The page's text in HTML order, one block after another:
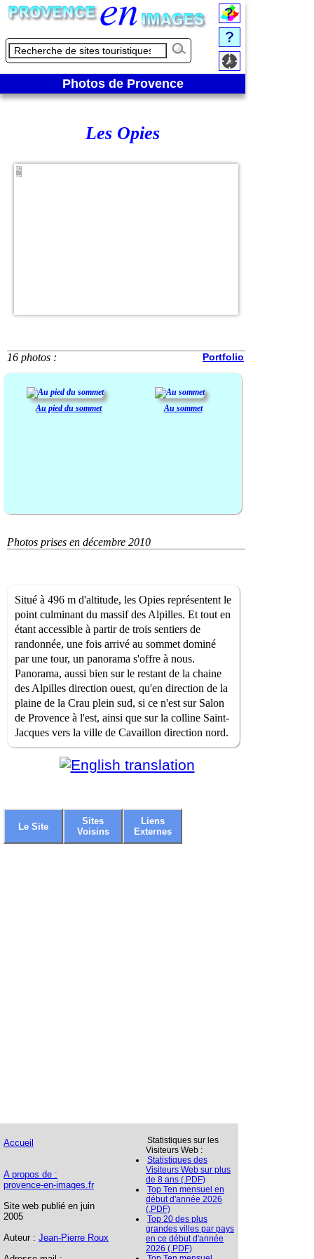
Photos de Provence
Les Opies
direction
ouest
16 photos : Portfolio
Au pied du sommet Au sommet
Photos prises en décembre 2010
Situé à 496 m d'altitude, les Opies représentent le
point culminant du massif des Alpilles. Et tout en
étant accessible à partir de trois sentiers de
randonnée, une fois arrivé au sommet dominé
par une tour, un panorama s'offre à nous.
Panorama, aussi bien sur le restant de la chaine
des Alpilles direction ouest, qu'en direction de la
plaine de la Crau plein sud, si ce n'est sur Salon
de Provence à l'est, ainsi que sur la colline Saint-
Jacques vers la ville de Cavaillon direction nord.
Le Site
Sites
Voisins
Liens
Externes
Accueil
A propos de :
provence-en-images.fr
Site web publié en juin
2005
Auteur : Jean-Pierre Roux
Statistiques sur les
Visiteurs Web :
Statistiques des
Visiteurs Web sur plus
de 8 ans (.PDF)
Top Ten mensuel en
début d'année 2026
(.PDF)
Top 20 des plus
grandes villes par pays
en ce début d'année
2026 (.PDF)